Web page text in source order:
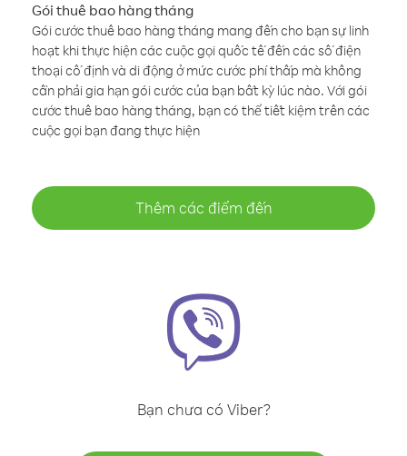
Gói thuê bao hàng tháng
Gói cước thuê bao hàng tháng mang đến cho bạn sự linh
hoạt khi thực hiện các cuộc gọi quốc tế đến các số điện
thoại cố định và di động ở mức cước phí thấp mà không
cần phải gia hạn gói cước của bạn bất kỳ lúc nào. Với gói
cước thuê bao hàng tháng, bạn có thể tiết kiệm trên các
cuộc gọi bạn đang thực hiện
Thêm các điểm đến
Bạn chưa có Viber?